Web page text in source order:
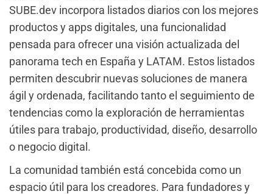
SUBE.dev incorpora listados diarios con los mejores
productos y apps digitales, una funcionalidad
pensada para ofrecer una visión actualizada del
panorama tech en España y LATAM. Estos listados
permiten descubrir nuevas soluciones de manera
ágil y ordenada, facilitando tanto el seguimiento de
tendencias como la exploración de herramientas
útiles para trabajo, productividad, diseño, desarrollo
o negocio digital.
La comunidad también está concebida como un
espacio útil para los creadores. Para fundadores y